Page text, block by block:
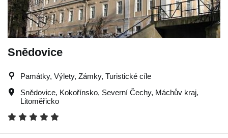
Snědovice
Památky, Výlety, Zámky, Turistické cíle
Snědovice, Kokořínsko, Severní Čechy, Máchův kraj,
Litoměřicko